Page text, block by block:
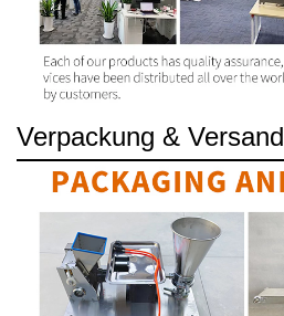
Verpackung & Versand